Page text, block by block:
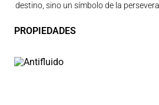
destino, sino un símbolo de la
PROPIEDADES